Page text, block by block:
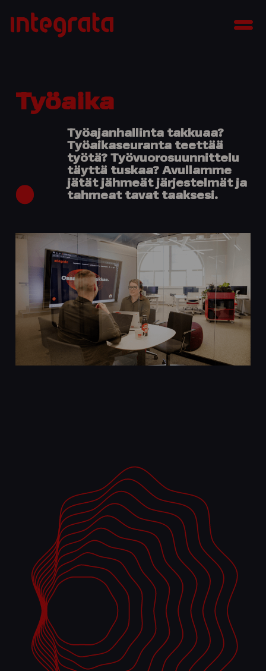
sisältöön
Integrata
Työaika
Työajanhallinta takkuaa?
Työaikaseuranta teettää
työtä? Työvuorosuunnittelu
täyttä tuskaa? Avullamme
jätät jähmeät järjestelmät ja
tahmeat tavat taaksesi.